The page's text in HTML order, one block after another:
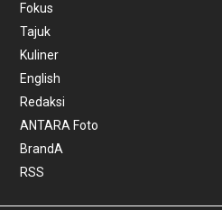
Fokus
Tajuk
Kuliner
English
Redaksi
ANTARA Foto
BrandA
RSS